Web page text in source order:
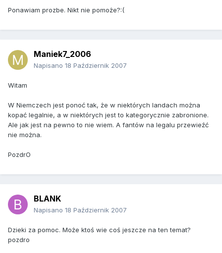
Ponawiam prozbe. Nikt nie pomoże?:(
Maniek7_2006
Napisano 18 Październik 2007
Witam
W Niemczech jest ponoć tak, że w niektórych landach można
kopać legalnie, a w niektórych jest to kategorycznie zabronione.
Ale jak jest na pewno to nie wiem. A fantów na legalu przewieźć
nie można.
PozdrO
BLANK
Napisano 18 Październik 2007
Dzieki za pomoc. Może ktoś wie coś jeszcze na ten temat?
pozdro